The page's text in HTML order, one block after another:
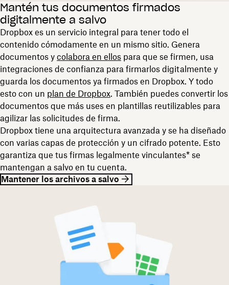
​​Mantén tus documentos firmados
digitalmente a salvo
Dropbox es un servicio integral para tener todo el
contenido cómodamente en un mismo sitio. Genera
documentos y colabora en ellos para que se firmen, usa
integraciones de confianza para firmarlos digitalmente y
guarda los documentos ya firmados en Dropbox. Y todo
esto con un plan de Dropbox. También puedes convertir los
documentos que más uses en plantillas reutilizables para
agilizar las solicitudes de firma.
Dropbox tiene una arquitectura avanzada y se ha diseñado
con varias capas de protección y un cifrado potente. Esto
garantiza que tus firmas legalmente vinculantes* se
mantengan a salvo en tu cuenta.
Mantener los archivos a salvo